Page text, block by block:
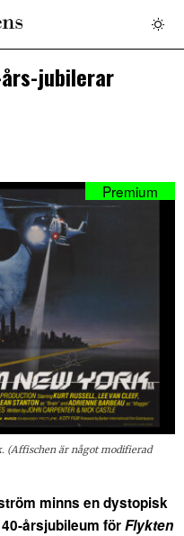
jubilerar
(Affischen är något modifierad
minns en dystopisk
årsjubileum förFlykten